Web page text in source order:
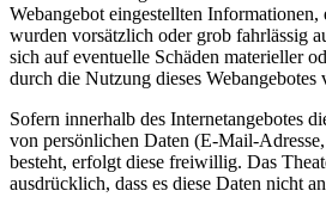
Webangebot eingestellten Informationen,
wurden vorsätzlich oder grob fahrlässig
sich auf eventuelle Schäden materieller
durch die Nutzung dieses Webangebotes
Sofern innerhalb des Internetangebotes
von persönlichen Daten (E-Mail-
besteht, erfolgt diese freiwillig. Das
ausdrücklich, dass es diese Daten nicht